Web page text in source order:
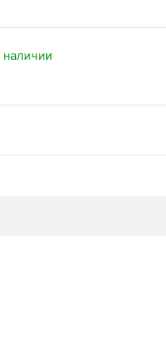
наличии